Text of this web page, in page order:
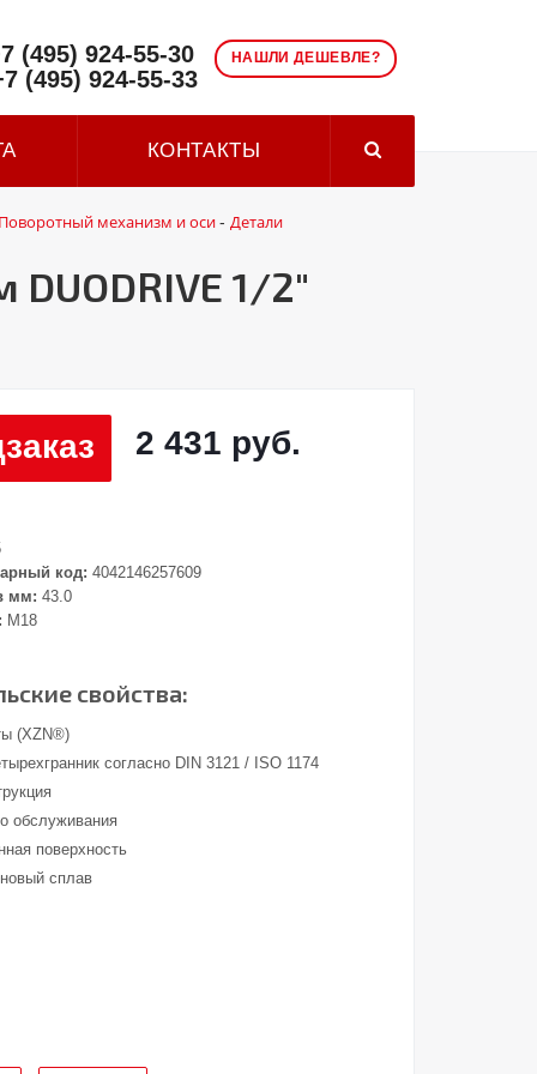
НАШЛИ ДЕШЕВЛЕ?
(495) 924-55-30
(495) 924-55-33
КОНТАКТЫ
Поворотный механизм и оси- Детали
1/2"
2 431 руб.
код: 4042146257609
мм: 43.0
M18
свойства:
(XZN®)
согласно DIN 3121 / ISO 1174
обслуживания
поверхность
сплав